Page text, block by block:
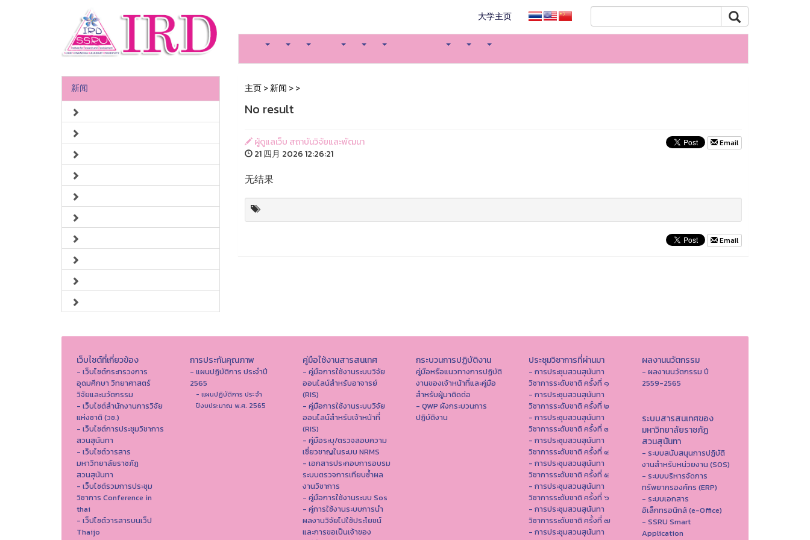
大学主页
新闻 主页>新闻 >>
No result
ผู้ดูแลเว็บ สถาบันวิจัยและพัฒนา
21 四月 2026 12:26:21
Email
无结果
Email
เว็บไซต์ที่เกี่ยวข้อง
- เว็บไซต์กระทรวงการ
อุดมศึกษา วิทยาศาสตร์
วิจัยและนวัตกรรม
- เว็บไซต์สำนักงานการวิจัย
แห่งชาติ (วช.)
- เว็บไซต์การประชุมวิชาการ
สวนสุนันทา
- เว็บไซต์วารสาร
มหาวิทยาลัยราชภัฏ
สวนสุนันทา
- เว็บไซต์รวมการประชุม
วิชาการ Conference in
thai
- เว็ปไซต์วารสารบนเว็ป
Thaijo
การประกันคุณภาพ
- แผนปฏิบัติการ ประจำปี
2565
- แผนปฏิบัติการ ประจำ
ปีงบประมาณ พ.ศ. 2565
คู่มือใช้งานสารสนเทศ
- คู่มือการใช้งานระบบวิจัย
ออนไลน์สำหรับอาจารย์
(RIS)
- คู่มือการใช้งานระบบวิจัย
ออนไลน์สำหรับเจ้าหน้าที่
(RIS)
- คู่มือระบุ/ตรวจสอบความ
เชี่ยวชาญในระบบ NRMS
- เอกสารประกอบการอบรม
ระบบตรวจการเทียบซ้ำผล
งานวิชาการ
- คู่มือการใช้งานระบบ Sos
- คู่การใช้งานระบบการนำ
ผลงานวิจัยไปใช้ประโยชน์
และการขอเป็นเจ้าของ
กระบวนการปฏิบัติงาน
คู่มือหรือแนวทางการปฏิบัติ
งานของเจ้าหน้าที่และคู่มือ
สำหรับผู้มาติดต่อ
- QWP ผังกระบวนการ
ปฏิบัติงาน
ประชุมวิชาการที่ผ่านมา
- การประชุมสวนสุนันทา
วิชาการระดับชาติ ครั้งที่ ๑
- การประชุมสวนสุนันทา
วิชาการระดับชาติ ครั้งที่ ๒
- การประชุมสวนสุนันทา
วิชาการระดับชาติ ครั้งที่ ๓
- การประชุมสวนสุนันทา
วิชาการระดับชาติ ครั้งที่ ๔
- การประชุมสวนสุนันทา
วิชาการระดับชาติ ครั้งที่ ๕
- การประชุมสวนสุนันทา
วิชาการระดับชาติ ครั้งที่ ๖
- การประชุมสวนสุนันทา
วิชาการระดับชาติ ครั้งที่ ๗
- การประชุมสวนสุนันทา
ผลงานนวัตกรรม
- ผลงานนวัตกรรม ปี
2559-2565
ระบบสารสนเทศของ
มหาวิทยาลัยราชภัฏ
สวนสุนันทา
- ระบบสนับสนุนการปฏิบัติ
งานสำหรับหน่วยงาน (SOS)
- ระบบบริหารจัดการ
ทรัพยากรองค์กร (ERP)
- ระบบเอกสาร
อิเล็กทรอนิกส์ (e-Office)
- SSRU Smart
Application